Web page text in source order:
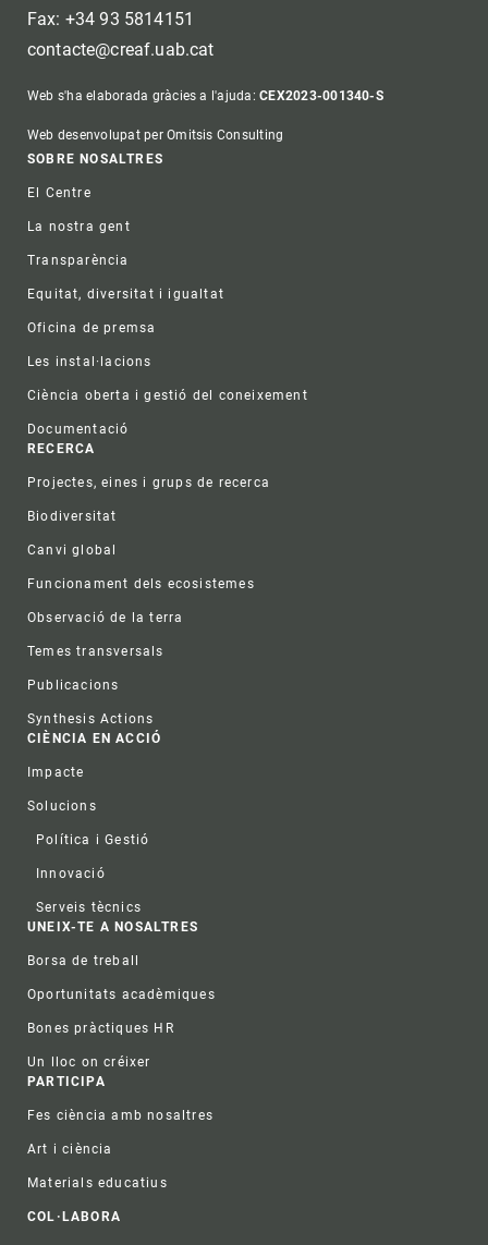
Fax: +34 93 5814151
contacte@creaf.uab.cat
Web s'ha elaborada gràcies a l'ajuda:CEX2023-001340-S
Web desenvolupat per Omitsis Consulting
Footer
SOBRE NOSALTRES
El Centre
La nostra gent
Transparència
Equitat, diversitat i igualtat
Oficina de premsa
Les instal·lacions
Ciència oberta i gestió del coneixement
Documentació
RECERCA
Projectes, eines i grups de recerca
Biodiversitat
Canvi global
Funcionament dels ecosistemes
Observació de la terra
Temes transversals
Publicacions
Synthesis Actions
CIÈNCIA EN ACCIÓ
Impacte
Solucions
Política i Gestió
Innovació
Serveis tècnics
UNEIX-TE A NOSALTRES
Borsa de treball
Oportunitats acadèmiques
Bones pràctiques HR
Un lloc on créixer
PARTICIPA
Fes ciència amb nosaltres
Art i ciència
Materials educatius
COL·LABORA